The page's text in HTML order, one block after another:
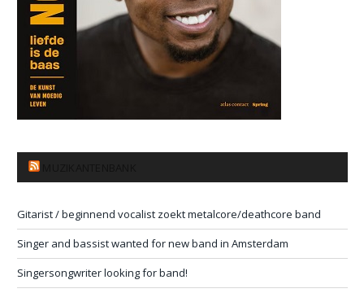
Gitarist / beginnend vocalist zoekt metalcore/deathcore band
Singer and bassist wanted for new band in Amsterdam
Singersongwriter looking for band!